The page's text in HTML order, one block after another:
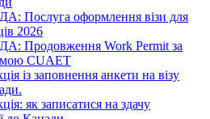
Послуга оформлення візи для
2026
Продовження Work Permit за
CUAET
із заповнення анкети на візу
як записатися на здачу